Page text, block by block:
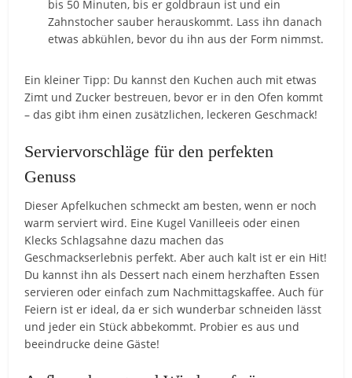
bis 50 Minuten, bis er goldbraun ist und ein
Zahnstocher sauber herauskommt. Lass ihn danach
etwas abkühlen, bevor du ihn aus der Form nimmst.
Ein kleiner Tipp: Du kannst den Kuchen auch mit etwas
Zimt und Zucker bestreuen, bevor er in den Ofen kommt
– das gibt ihm einen zusätzlichen, leckeren Geschmack!
Serviervorschläge für den perfekten
Genuss
Dieser Apfelkuchen schmeckt am besten, wenn er noch
warm serviert wird. Eine Kugel Vanilleeis oder einen
Klecks Schlagsahne dazu machen das
Geschmackserlebnis perfekt. Aber auch kalt ist er ein Hit!
Du kannst ihn als Dessert nach einem herzhaften Essen
servieren oder einfach zum Nachmittagskaffee. Auch für
Feiern ist er ideal, da er sich wunderbar schneiden lässt
und jeder ein Stück abbekommt. Probier es aus und
beeindrucke deine Gäste!